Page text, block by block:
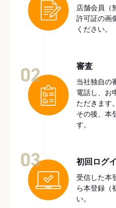
店舗会員（
許可証の画
ください。
審査
当社独自の
電話し、お
ただきます。
その後、本
す。
初回ログ
受信した本
ら本登録（
い。